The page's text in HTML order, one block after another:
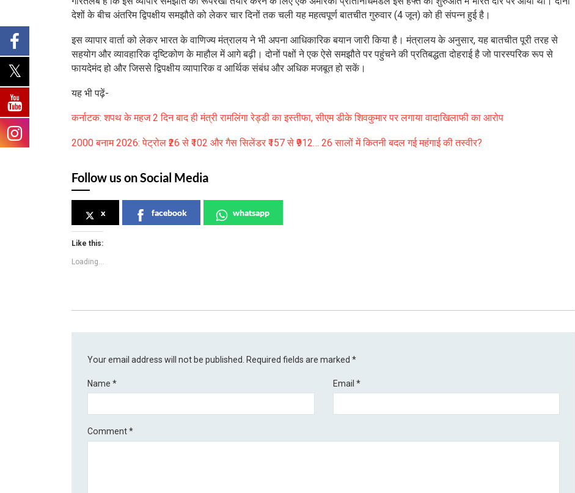
देशों के बीच अंतरिम द्विपक्षीय समझौते को लेकर चार दिनों तक चली यह महत्वपूर्ण बातचीत गुरुवार (4 जून) को ही संपन्न हुई है।
इस व्यापार वार्ता को लेकर भारत के वाणिज्य मंत्रालय ने भी अपना आधिकारिक बयान जारी किया है। मंत्रालय के अनुसार, यह बातचीत पूरी तरह से
सहयोग और व्यावहारिक दृष्टिकोण के माहौल में आगे बढ़ी। दोनों पक्षों ने एक ऐसे समझौते पर पहुंचने की प्रतिबद्धता दोहराई है जो पारस्परिक रूप से
फायदेमंद हो और जिससे द्विपक्षीय व्यापारिक व आर्थिक संबंध और अधिक मजबूत हो सकें।
यह भी पढ़ें-
कर्नाटक: शपथ के महज 2 दिन बाद ही मंत्री रामलिंगा रेड्डी का इस्तीफा, सीएम डीके शिवकुमार पर लगाया वादाखिलाफी का आरोप
2000 बनाम 2026: पेट्रोल ₹26 से ₹102 और गैस सिलेंडर ₹157 से ₹912… 26 सालों में कितनी बदल गई महंगाई की तस्वीर?
Follow us on Social Media
x facebook whatsapp
Like this:
Loading...
Your email address will not be published. Required fields are marked*
Name* Email *
Comment*